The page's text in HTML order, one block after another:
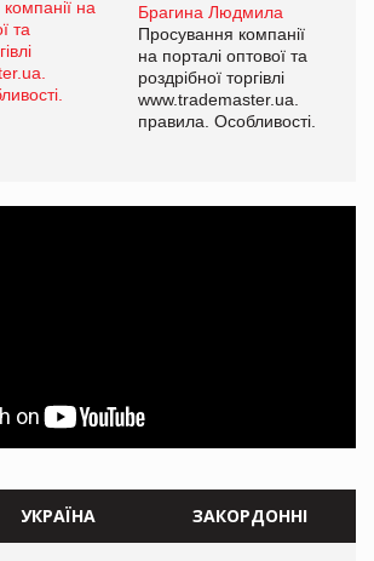
Брагина Людмила
Просування компанії
на порталі оптової та
роздрібної торгівлі
www.trademaster.ua.
правила. Особливості.
УКРАЇНА ЗАКОРДОННІ